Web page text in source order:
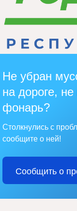
Не убран
на дороге, не
фонарь?
Столкнулись с
сообщите о ней!
Сообщить о